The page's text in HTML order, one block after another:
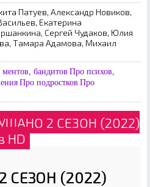
Патуев, Александр Новиков,
Екатерина
Сергей Чудаков, Юлия
Тамара Адамова, Михаил
бандитов Про психов,
Про подростков Про
2 СЕЗОН (2022)
HD
СЕЗОН (2022)